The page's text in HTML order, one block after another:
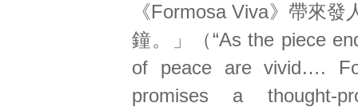
《Formosa Viva》帶來發
鐘。」（“As the piece
of peace are vivid….
promises a thought-